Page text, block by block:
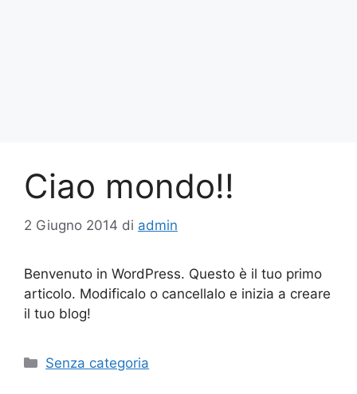
Ciao mondo!!
2 Giugno 2014 di admin
Benvenuto in WordPress. Questo è il tuo primo
articolo. Modificalo o cancellalo e inizia a creare
il tuo blog!
Categorie
Senza categoria